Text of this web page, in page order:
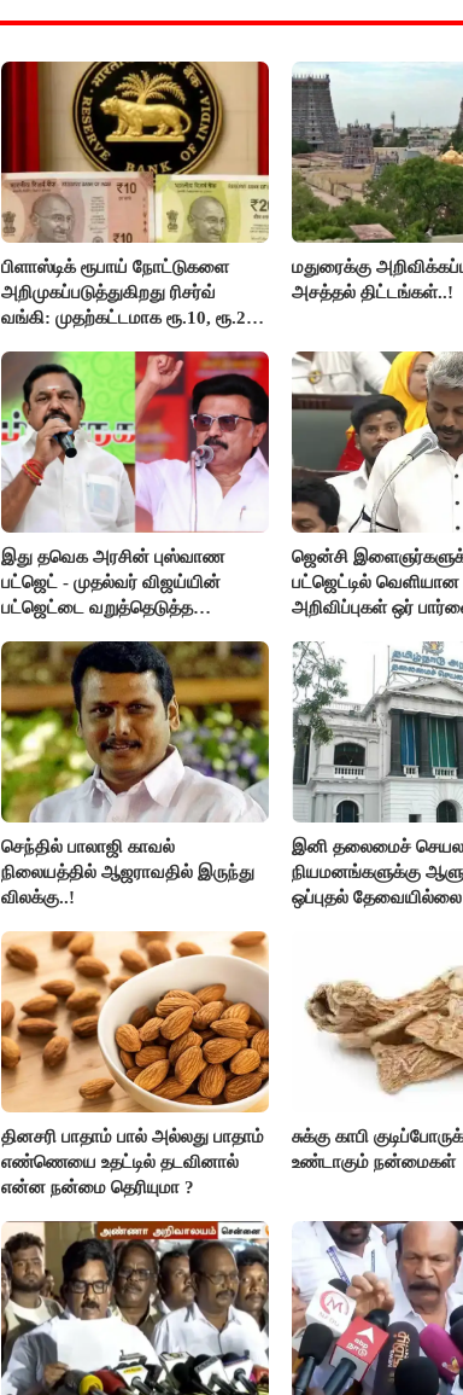
பிளாஸ்டிக் ரூபாய் நோட்டுகளை
அறிமுகப்படுத்துகிறது ரிசர்வ்
வங்கி: முதற்கட்டமாக ரூ.10, ரூ.20
மதுரைக்கு
அசத்தல் திட்டங்கள்..!
இது தவெக அரசின் புஸ்வாண
பட்ஜெட் - முதல்வர் விஜய்யின்
பட்ஜெட்டை வறுத்தெடுத்த
ஜென்சி
பட்ஜெட்டில்
அறிவிப்புகள் ஒர்
செந்தில் பாலாஜி காவல்
நிலையத்தில் ஆஜராவதில் இருந்து
விலக்கு..!
இனி தலைமைச்
நியமனங்களுக்கு
ஒப்புதல் தேவையில்லை
தினசரி பாதாம் பால் அல்லது பாதாம்
எண்ணெயை உதட்டில் தடவினால்
என்ன நன்மை தெரியுமா ?
சுக்கு காபி
உண்டாகும் நன்மைகள்